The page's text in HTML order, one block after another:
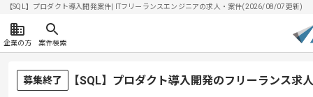
【SQL】プロダクト導入開発案件| ITフリーランスエンジニアの求人・案件(2026/08/07更新)
企業の方 案件検索
募集終了 【SQL】プロダクト導入開発のフリーランス求